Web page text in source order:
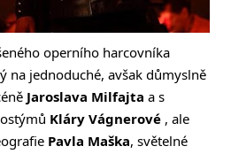
operního harcovníka
na jednoduché, avšak důmyslně
Jaroslava Milfajta a s
Kláry Vágnerové , ale
Pavla Maška, světelné